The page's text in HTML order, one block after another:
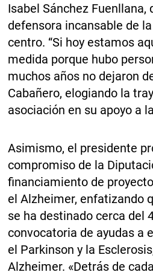
Isabel Sánchez Fuenllana,
defensora incansable de
centro. “Si hoy estamos
medida porque hubo
muchos años no dejaron
Cabañero, elogiando la
asociación en su apoyo a
Asimismo, el presidente
compromiso de la
financiamiento de
el Alzheimer, enfatizando
se ha destinado cerca del
convocatoria de ayudas a
el Parkinson y la
Alzheimer. «Detrás de